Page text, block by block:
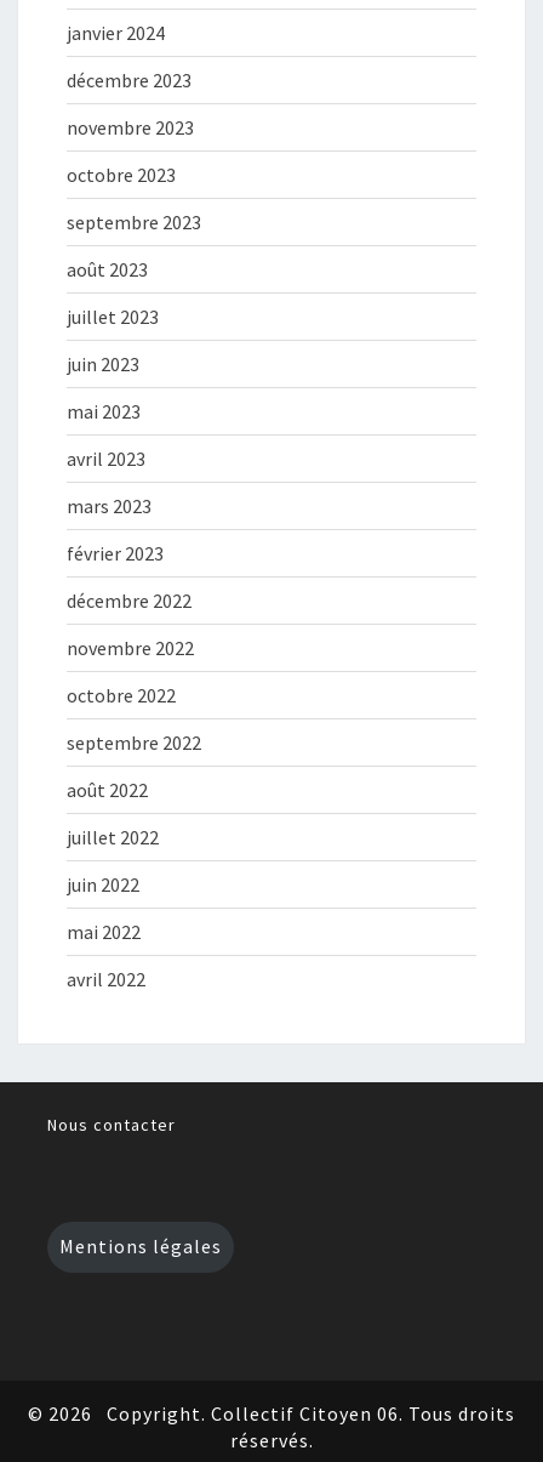
janvier 2024
décembre 2023
novembre 2023
octobre 2023
septembre 2023
août 2023
juillet 2023
juin 2023
mai 2023
avril 2023
mars 2023
février 2023
décembre 2022
novembre 2022
octobre 2022
septembre 2022
août 2022
juillet 2022
juin 2022
mai 2022
avril 2022
Nous contacter
Mentions légales
© 2026
Copyright. Collectif Citoyen 06. Tous droits
réservés.